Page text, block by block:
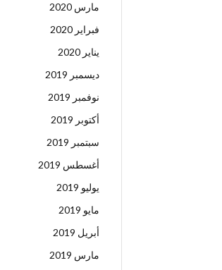
مارس 2020
فبراير 2020
يناير 2020
ديسمبر 2019
نوفمبر 2019
أكتوبر 2019
سبتمبر 2019
أغسطس 2019
يوليو 2019
مايو 2019
أبريل 2019
مارس 2019